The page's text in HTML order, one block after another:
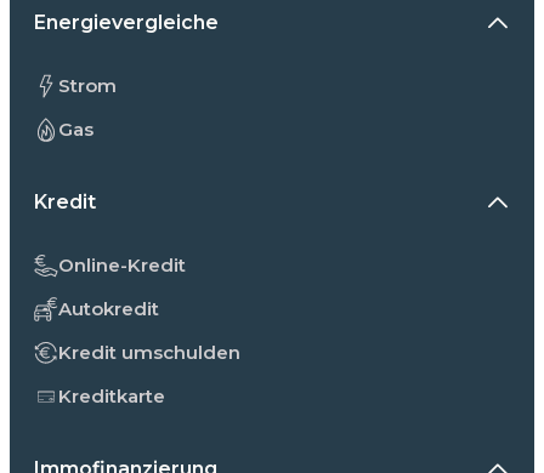
Energievergleiche
Strom
Gas
Kredit
Online-Kredit
Autokredit
Kredit umschulden
Kreditkarte